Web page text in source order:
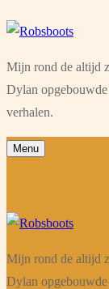
Ga
de
inhoud
Menu
Sluiten
Mijn rond de altijd
Dylan
verhalen.
Menu
Mijn rond de altijd
Dylan